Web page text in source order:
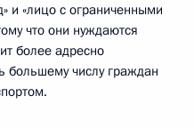
и «лицо с ограниченными
что они нуждаются
более адресно
большему числу граждан